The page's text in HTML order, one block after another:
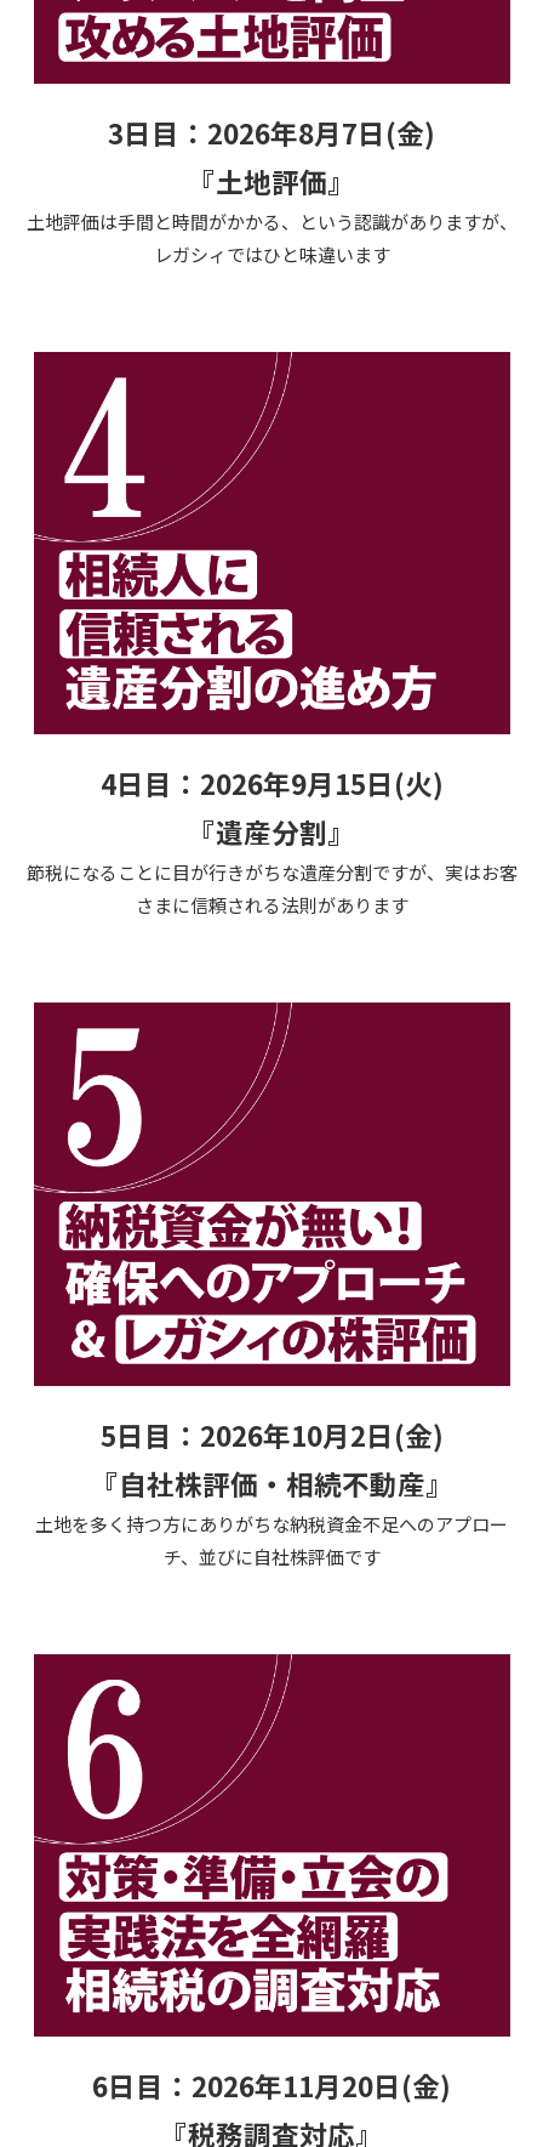
3日目：2026年8月7日(金)
『土地評価』
土地評価は手間と時間がかかる、という認識がありますが、
レガシィではひと味違います
4日目：2026年9月15日(火)
『遺産分割』
節税になることに目が行きがちな遺産分割ですが、実はお客
さまに信頼される法則があります
5日目：2026年10月2日(金)
『自社株評価・相続不動産』
土地を多く持つ方にありがちな納税資金不足へのアプロー
チ、並びに自社株評価です
6日目：2026年11月20日(金)
『税務調査対応』